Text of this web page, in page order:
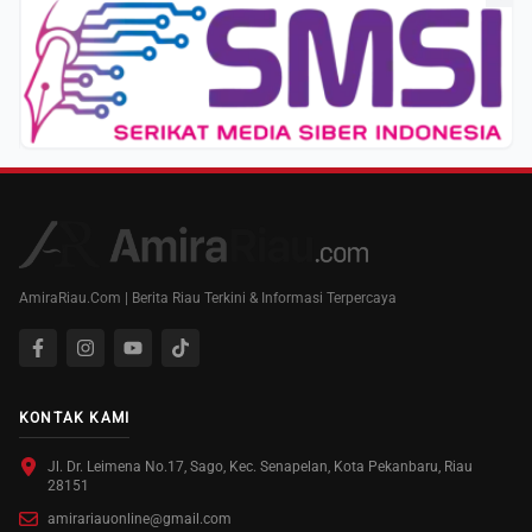
AmiraRiau.Com | Berita Riau Terkini & Informasi Terpercaya
KONTAK KAMI
Jl. Dr. Leimena No.17, Sago, Kec. Senapelan, Kota Pekanbaru, Riau
28151
amirariauonline@gmail.com